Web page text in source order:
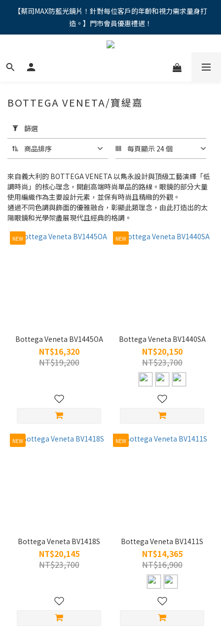
"馬年新章續寫，視界品味進階，限時禮遇 9 折無上限，12期分期
免手續費。。
【蔡司MAX防藍光鏡片！針對每位客戶的年齡和視力需求量身打
造。】門市會員優惠禮遇！
"馬年新章續寫，視界品味進階，限時禮遇 9 折無上限，12期分期
用
篩
選
(0/20)
價格
(NT$)
~
(10)
女
框
BOTTEGA VENETA/寶緹嘉
篩選
商品排序 每頁顯示 24 個
來自義大利的 BOTTEGA VENETA 以雋永設計與頂級工藝演繹「低
調時尚」的核心理念，開創高端時尚單品的路線。眼鏡的部分大量
使用編織作為主要設計元素，並保有時尚且精緻的外觀。
通過不同色調與飾面的優雅融合，彰顯此類理念，由此打造出的太
陽眼鏡和光學架盡展現代且經典的格調。
NEW
Bottega Veneta BV1445OA
NT$16,320
NT$19,200
NEW
Bottega Veneta BV1440SA
NT$20,150
NT$23,700
NEW
Bottega Veneta BV1418S
NT$20,145
NT$23,700
NEW
Bottega Veneta BV1411S
NT$14,365
NT$16,900